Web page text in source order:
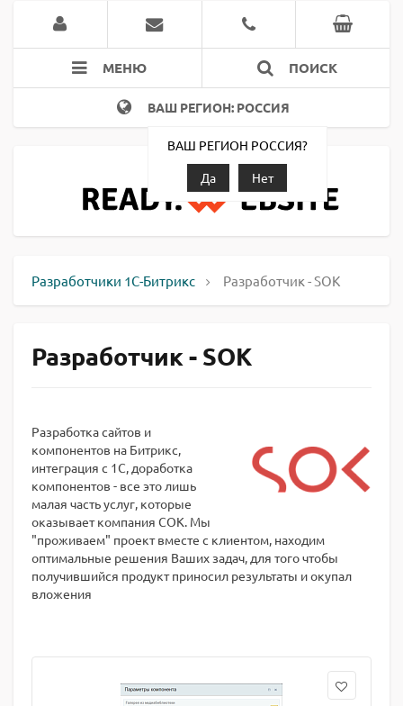
МЕНЮ ПОИСК
ВАШ РЕГИОН: РОССИЯ
ВАШ РЕГИОН РОССИЯ?
Да
Нет
Разработчики 1С-Битрикс Разработчик - SOK
Разработчик - SOK
Разработка сайтов и
компонентов на Битрикс,
интеграция с 1С, доработка
компонентов - все это лишь
малая часть услуг, которые
оказывает компания СОК. Мы
"проживаем" проект вместе с клиентом, находим
оптимальные решения Ваших задач, для того чтобы
получившийся продукт приносил результаты и окупал
вложения